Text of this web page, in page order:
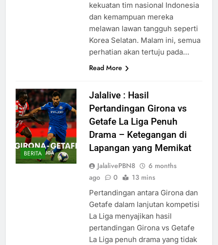
kekuatan tim nasional Indonesia
dan kemampuan mereka
melawan lawan tangguh seperti
Korea Selatan. Malam ini, semua
perhatian akan tertuju pada…
Read More
BERITA
Jalalive : Hasil
Pertandingan Girona vs
Getafe La Liga Penuh
Drama – Ketegangan di
Lapangan yang Memikat
JalalivePBN8
6 months
ago
0 13 mins
Pertandingan antara Girona dan
Getafe dalam lanjutan kompetisi
La Liga menyajikan hasil
pertandingan Girona vs Getafe
La Liga penuh drama yang tidak